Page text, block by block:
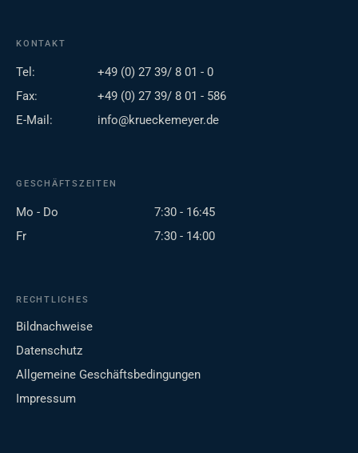
KONTAKT
Tel:
+49 (0) 27 39/ 8 01 - 0
Fax:
+49 (0) 27 39/ 8 01 - 586
E-Mail:
info@krueckemeyer.de
GESCHÄFTSZEITEN
Mo - Do
7:30 - 16:45
Fr
7:30 - 14:00
RECHTLICHES
Bildnachweise
Datenschutz
Allgemeine Geschäftsbedingungen
Impressum